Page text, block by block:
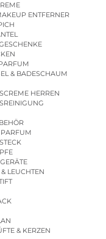
ENTFERNER
& BADESCHAUM
HERREN
LEUCHTEN
& KERZEN